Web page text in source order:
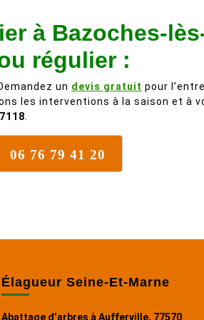
dangereuse.
équipes
vraiment
à Bazoches-
régulier :
un devis gratuit pour
les interventions à la saison et à
06 76 79 41 20
Élagueur Seine-Et-Marne
Abattage d’arbres à Aufferville, 77570